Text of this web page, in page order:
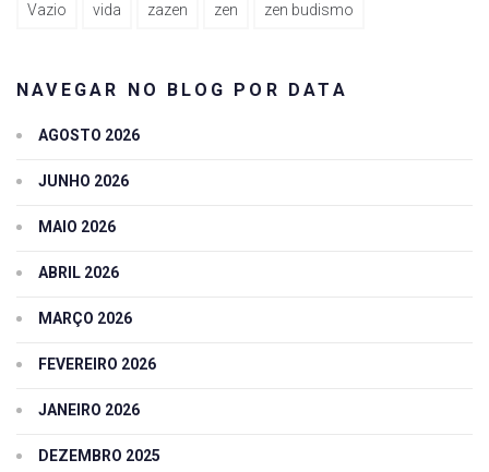
Vazio vida zazen zen zen budismo
NAVEGAR NO BLOG POR DATA
AGOSTO 2026
JUNHO 2026
MAIO 2026
ABRIL 2026
MARÇO 2026
FEVEREIRO 2026
JANEIRO 2026
DEZEMBRO 2025